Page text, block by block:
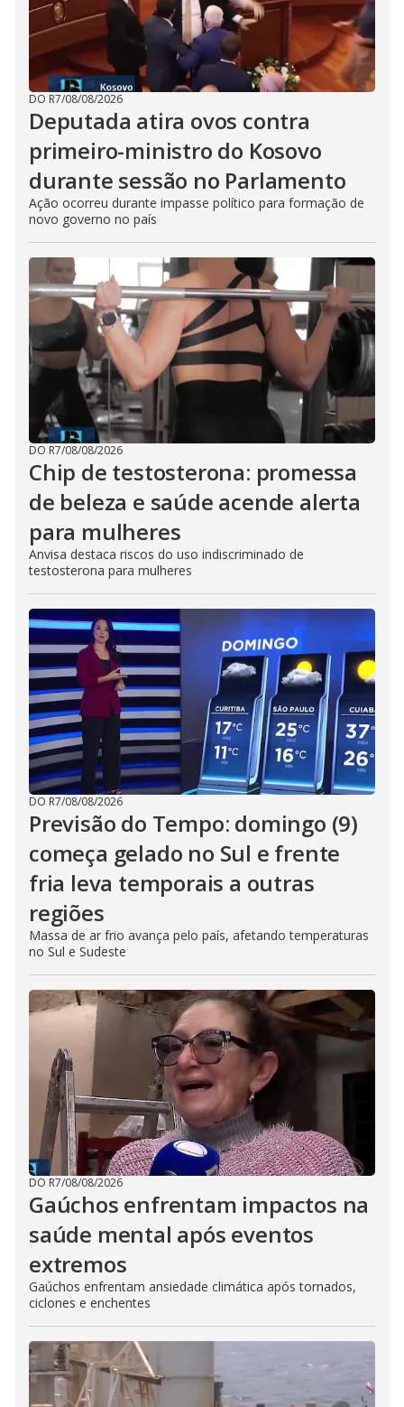
DO R7/08/08/2026
Deputada atira ovos contra
primeiro-ministro do Kosovo
durante sessão no Parlamento
Ação ocorreu durante impasse político para formação de
novo governo no país
DO R7/08/08/2026
Chip de testosterona: promessa
de beleza e saúde acende alerta
para mulheres
Anvisa destaca riscos do uso indiscriminado de
testosterona para mulheres
DO R7/08/08/2026
Previsão do Tempo: domingo (9)
começa gelado no Sul e frente
fria leva temporais a outras
regiões
Massa de ar frio avança pelo país, afetando temperaturas
no Sul e Sudeste
DO R7/08/08/2026
Gaúchos enfrentam impactos na
saúde mental após eventos
extremos
Gaúchos enfrentam ansiedade climática após tornados,
ciclones e enchentes